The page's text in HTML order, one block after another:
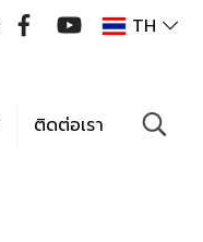
TH
ติดต่อเรา